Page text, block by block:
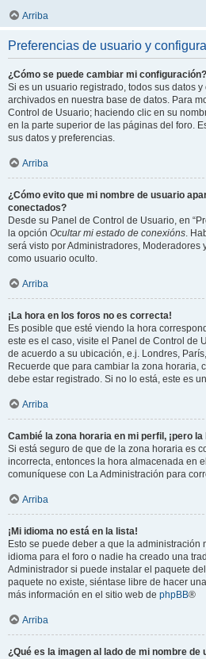
Arriba
Preferencias de usuario y
¿Cómo se puede cambiar mi configuración?
Si es un usuario registrado, todos sus datos
archivados en nuestra base de datos. Para
Control de Usuario; haciendo clic en su
en la parte superior de las páginas del foro.
sus datos y preferencias.
Arriba
¿Cómo evito que mi nombre de usuario
conectados?
Desde su Panel de Control de Usuario, en
la opción Ocultar mi estado de conexións.
será visto por Administradores, Moderadores
como usuario oculto.
Arriba
¡La hora en los foros no es correcta!
Es posible que esté viendo la hora
este es el caso, visite el Panel de Control de
de acuerdo a su ubicación, e.j. Londres,
Recuerde que para cambiar la zona horaria,
debe estar registrado. Si no lo está, este es
Arriba
Cambié la zona horaria en mi perfil, ¡pero
Si está seguro de que de la zona horaria es
incorrecta, entonces la hora almacenada en
comuníquese con La Administración para
Arriba
¡Mi idioma no está en la lista!
Esto se puede deber a que la administración
idioma para el foro o nadie ha creado una
Administrador si puede instalar el paquete
paquete no existe, siéntase libre de hacer
más información en el sitio web de phpBB®
Arriba
¿Qué es la imagen al lado de mi nombre de